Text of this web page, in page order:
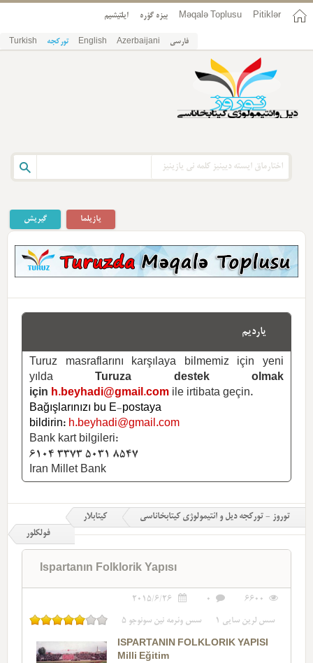
Pitiklər
Məqalə Toplusu بیزه گؤره ایلتیشیم
فارسی Azerbaijani
English تورکجه Turkish
گیریش یازیلما
یاردیم
Turuz masraflarını karşılaya bilmemiz için yeni
yılda
Turuza destek olmak
için h.beyhadi@gmail.com ile irtibata geçin.
Bağışlarınızı bu E-postaya
bildirin: h.beyhadi@gmail.com
Bank kart bilgileri:
6104 3373 5031 8547
Iran Millet Bank
توروز - تورکجه دیل و ائتیمولوژی کیتابخاناسی
کیتابلار
فولکلور
Ispartanın Folklorik Yapısı
6600
0
2015/6/26
سس لرین سایی 1 سس وئرمه نین سونوجو 5
ISPARTANIN FOLKLORIK YAPISI
Milli Eğitim